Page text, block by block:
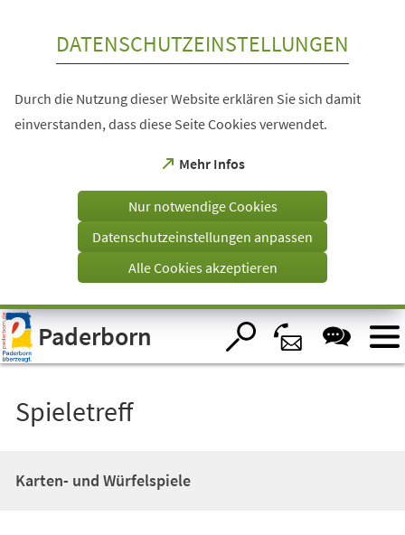
Visuelle
Assistenzsoftware
öffnen.
DATENSCHUTZEINSTELLUNGEN
Durch die Nutzung dieser Website erklären Sie sich damit
einverstanden, dass diese Seite Cookies verwendet.
Mehr Infos
(Öffnet
einem
Tab)
Nur notwendige Cookies
Datenschutzeinstellungen anpassen
Alle Cookies akzeptieren
Paderborn
Spieletreff
Karten- und Würfelspiele